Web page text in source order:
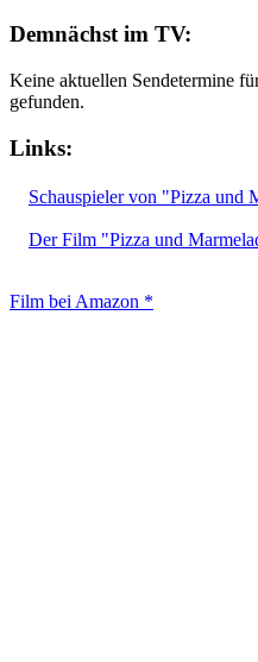
Demnächst im TV:
Keine aktuellen Sendetermine
gefunden.
Links:
Schauspieler von "Pizza und
Der Film "Pizza und
Film bei Amazon *